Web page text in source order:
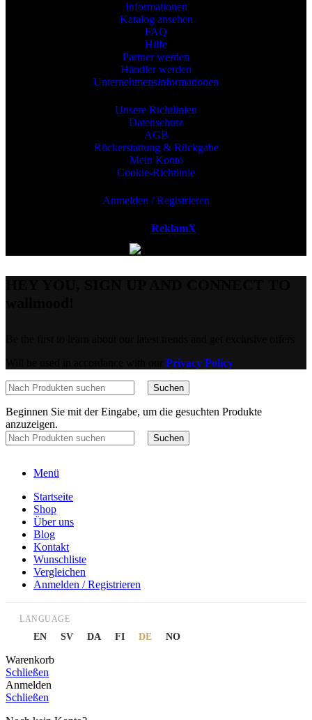
Informationen
Katalog ansehen
FAQ
Hilfe
Partner werden
Händler werden
Unternehmensinformationen
Unsere Richtlinien
Datenschutz
AGB
Rückerstattung & Rückgabe
Mein Konto
Cookie-Richtlinie
Anmelden / Registrieren
ReklamX
Privacy Policy
Suchen
Beginnen Sie mit der Eingabe, um die gesuchten Produkte
anzuzeigen.
Suchen
Menü
Startseite
Shop
Über uns
Blog
Kontakt
Wunschliste
Vergleichen
Anmelden / Registrieren
LANGUAGE
EN SV DA FI DE NO
Warenkorb
Schließen
Anmelden
Schließen